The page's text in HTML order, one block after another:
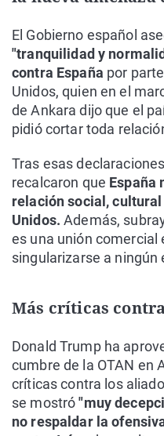
El Gobierno español
"tranquilidad y
contra España por
Unidos, quien en el
de Ankara dijo que el
pidió cortar toda
Tras esas
recalcaron que España
relación social,
Unidos.Además,
es una unión comercial
singularizarse a ningún
Más críticas
Donald Trump ha
cumbre de la OTAN en
críticas contra los
se mostró"muy
no respaldar la